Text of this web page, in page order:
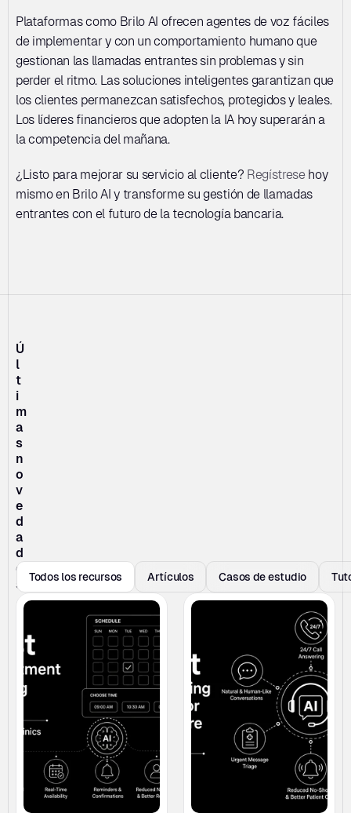
Plataformas como Brilo AI ofrecen agentes de voz fáciles
de implementar y con un comportamiento humano que
gestionan las llamadas entrantes sin problemas y sin
perder el ritmo. Las soluciones inteligentes garantizan que
los clientes permanezcan satisfechos, protegidos y leales.
Los líderes financieros que adopten la IA hoy superarán a
la competencia del mañana.
¿Listo para mejorar su servicio al cliente? Regístrese hoy
mismo en Brilo AI y transforme su gestión de llamadas
entrantes con el futuro de la tecnología bancaria.
Ú
l
t
i
m
a
s
n
o
v
e
d
a
d
e
s
Todos los recursos Artículos Casos de estudio